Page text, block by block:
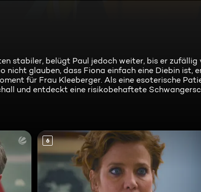
stabiler, belügt Paul jedoch weiter, bis er zufällig
nicht glauben, dass Fiona einfach eine Diebin ist,
für Frau Kleeberger. Als eine esoterische
und entdeckt eine risikobehaftete
6